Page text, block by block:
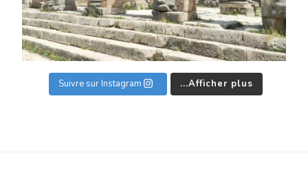
Afficher plus...
Suivre sur Instagram